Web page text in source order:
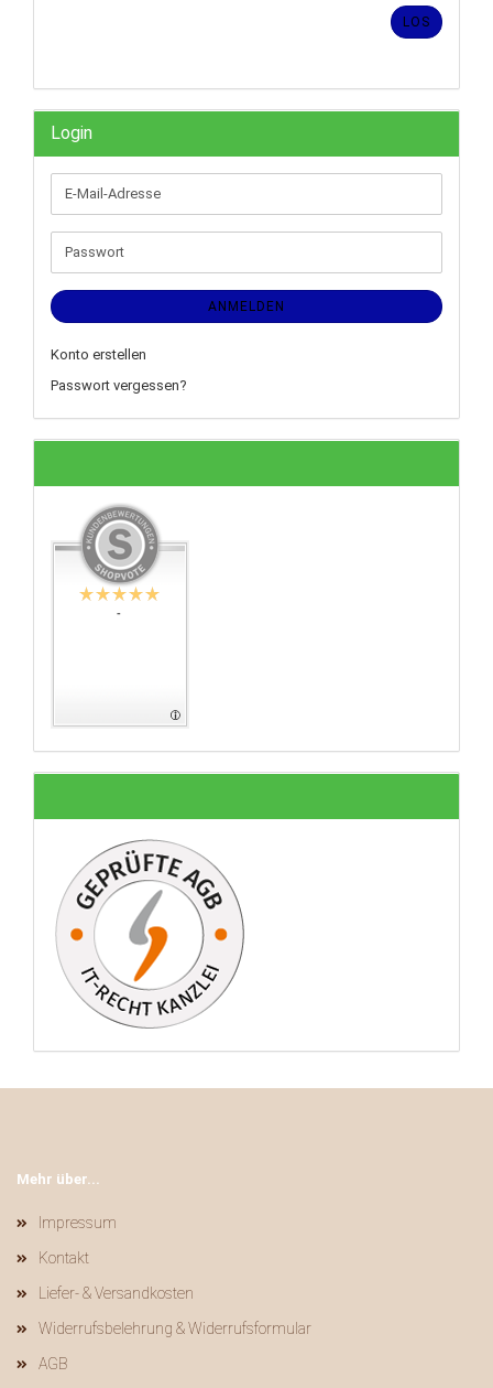
EIN.
LOS
Login
E-
Mail-
Adresse
Passwort
ANMELDEN
Konto erstellen
Passwort vergessen?
-
Mehr über...
Impressum
Kontakt
Liefer- & Versandkosten
Widerrufsbelehrung & Widerrufsformular
AGB